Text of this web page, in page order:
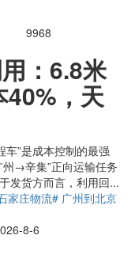
9968
：6.8米
40%，天
”是成本控制的最强
州→辛集”正向运输任务
发货方而言，利用回...
家庄物流# 广州到北京
8-6